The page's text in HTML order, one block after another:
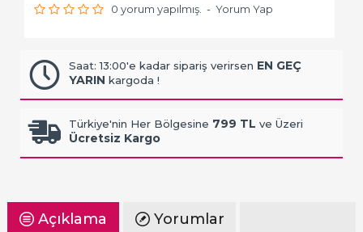
0 yorum yapılmış. - Yorum Yap
Saat: 13:00'e kadar sipariş verirsen EN GEÇ
YARIN kargoda !
Türkiye'nin Her Bölgesine 799 TL ve Üzeri
Ücretsiz Kargo
Açıklama Yorumlar